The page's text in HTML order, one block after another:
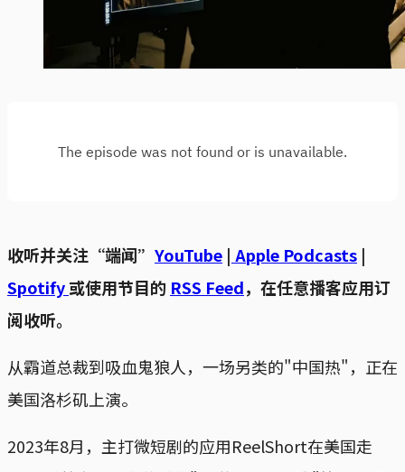
收听并关注“端闻” YouTube | Apple Podcasts |
Spotify或使用节目的 RSS Feed，在任意播客应用订
阅收听。
从霸道总裁到吸血鬼狼人，一场另类的"中国热"，正在
美国洛杉矶上演。
2023年8月，主打微短剧的应用ReelShort在美国走